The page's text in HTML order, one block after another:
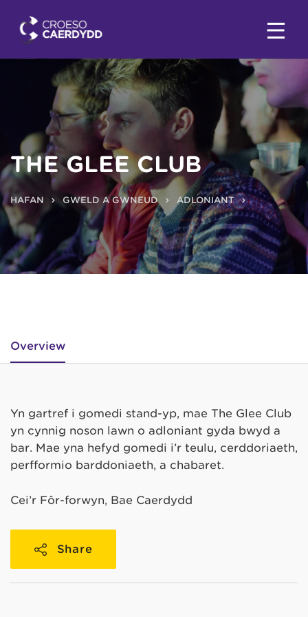
THE GLEE CLUB
HAFAN GWELD A GWNEUD ADLONIANT
Overview
Yn gartref i gomedi stand-yp, mae The Glee Club
yn cynnig noson lawn o adloniant gyda bwyd a
bar. Mae yna hefyd gomedi i’r teulu, cerddoriaeth,
perfformio barddoniaeth, a chabaret.
Cei’r Fôr-forwyn, Bae Caerdydd
Share